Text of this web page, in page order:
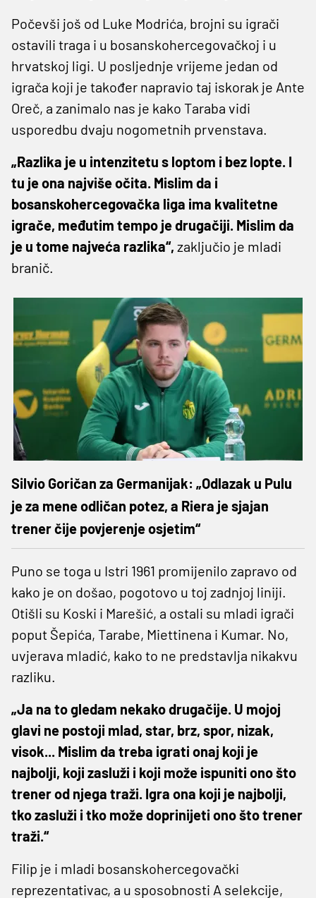
Počevši još od Luke Modrića, brojni su igrači
ostavili traga i u bosanskohercegovačkoj i u
hrvatskoj ligi. U posljednje vrijeme jedan od
igrača koji je također napravio taj iskorak je Ante
Oreč, a zanimalo nas je kako Taraba vidi
usporedbu dvaju nogometnih prvenstava.
„Razlika je u intenzitetu s loptom i bez lopte. I
tu je ona najviše očita. Mislim da i
bosanskohercegovačka liga ima kvalitetne
igrače, međutim tempo je drugačiji. Mislim da
je u tome najveća razlika“, zaključio je mladi
branič.
Silvio Goričan za Germanijak: „Odlazak u Pulu
je za mene odličan potez, a Riera je sjajan
trener čije povjerenje osjetim“
Puno se toga u Istri 1961 promijenilo zapravo od
kako je on došao, pogotovo u toj zadnjoj liniji.
Otišli su Koski i Marešić, a ostali su mladi igrači
poput Šepića, Tarabe, Miettinena i Kumar. No,
uvjerava mladić, kako to ne predstavlja nikakvu
razliku.
„Ja na to gledam nekako drugačije. U mojoj
glavi ne postoji mlad, star, brz, spor, nizak,
visok... Mislim da treba igrati onaj koji je
najbolji, koji zasluži i koji može ispuniti ono što
trener od njega traži. Igra ona koji je najbolji,
tko zasluži i tko može doprinijeti ono što trener
traži.“
Filip je i mladi bosanskohercegovački
reprezentativac, a u sposobnosti A selekcije,